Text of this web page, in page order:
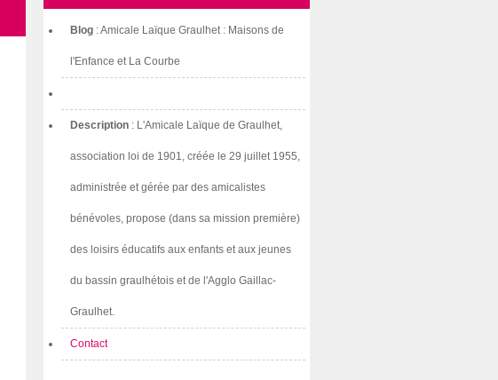
Blog : Amicale Laïque Graulhet : Maisons de
l'Enfance et La Courbe
Description : L'Amicale Laïque de Graulhet,
association loi de 1901, créée le 29 juillet 1955,
administrée et gérée par des amicalistes
bénévoles, propose (dans sa mission première)
des loisirs éducatifs aux enfants et aux jeunes
du bassin graulhétois et de l'Agglo Gaillac-
Graulhet.
Contact